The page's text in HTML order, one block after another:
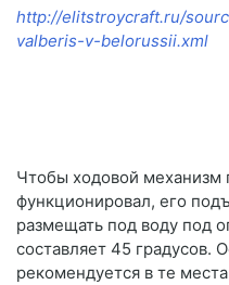
http://elitstroycraft.ru/
valberis-v-belorussii.xml
Чтобы ходовой механизм
функционировал, его
размещать под воду под
составляет 45 градусов.
рекомендуется в те